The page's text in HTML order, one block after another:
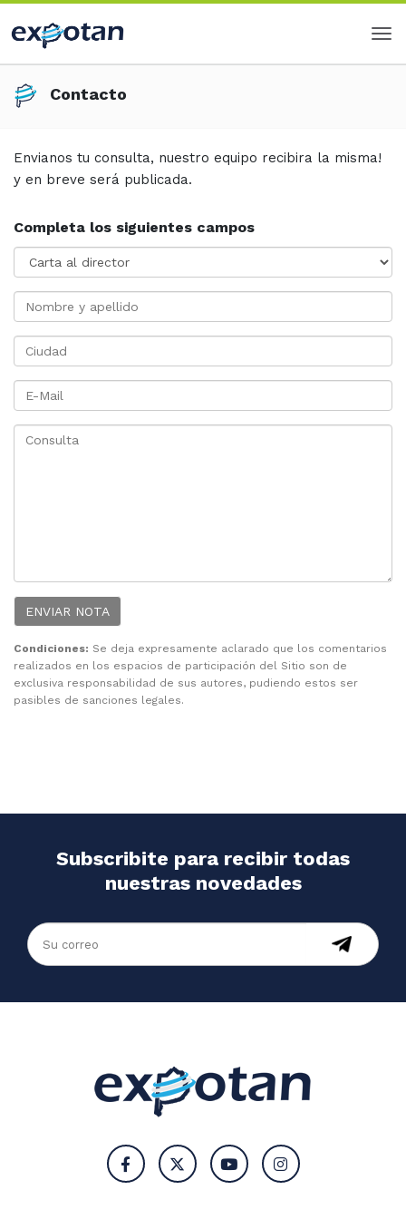
Contacto
Envianos tu consulta, nuestro equipo recibira la misma!
y en breve será publicada.
Completa los siguientes campos
ENVIAR NOTA
Condiciones: Se deja expresamente aclarado que los comentarios
realizados en los espacios de participación del Sitio son de
exclusiva responsabilidad de sus autores, pudiendo estos ser
pasibles de sanciones legales.
Subscribite para recibir todas
nuestras novedades